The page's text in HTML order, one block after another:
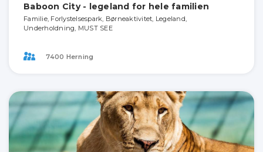
Baboon City - legeland for hele familien
Familie, Forlystelsespark, Børneaktivitet, Legeland,
Underholdning, MUST SEE
7400 Herning